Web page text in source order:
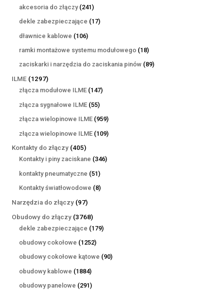
produktów
akcesoria do złączy 241241
produktów
dekle zabezpieczające 1717
dławnice kablowe 106106
produktów
ramki montażowe systemu modułowego 1818
produktów
zaciskarki i narzędzia do zaciskania pinów 8989
ILME 12971297
produktów
złącza modułowe ILME 147147
złącza sygnałowe ILME 5555
produktów
złącza wielopinowe ILME 959959
produktów
złącza wielopinowe ILME 109109
Kontakty do złączy 405405
produktów
Kontakty i piny zaciskane 346346
kontakty pneumatyczne 5151
produktów
Kontakty światłowodowe 88
Narzędzia do złączy 9797
produktów
Obudowy do złączy 37683768
produktów
dekle zabezpieczające 179179
obudowy cokołowe 12521252
produkty
obudowy cokołowe kątowe 9090
obudowy kablowe 18841884
produkty
obudowy panelowe 291291